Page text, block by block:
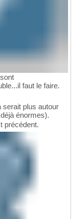
faut le faire.
serait plus autour
énormes).
précédent.